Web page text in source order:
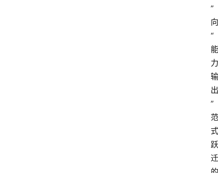
”
向
“
能
力
输
出
”
范
式
跃
迁